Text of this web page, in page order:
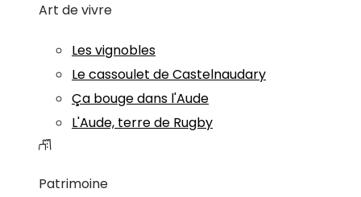
Art de vivre
Les vignobles
Le cassoulet de Castelnaudary
Ça bouge dans l'Aude
L'Aude, terre de Rugby
Patrimoine